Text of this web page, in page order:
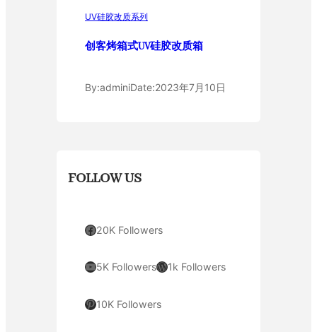
UV硅胶改质系列
创客烤箱式UV硅胶改质箱
By:adminiDate:2023年7月10日
FOLLOW US
Facebook 20K Followers
YouTube 5K FollowersWordPress 1k Followers
Pinterest 10K Followers